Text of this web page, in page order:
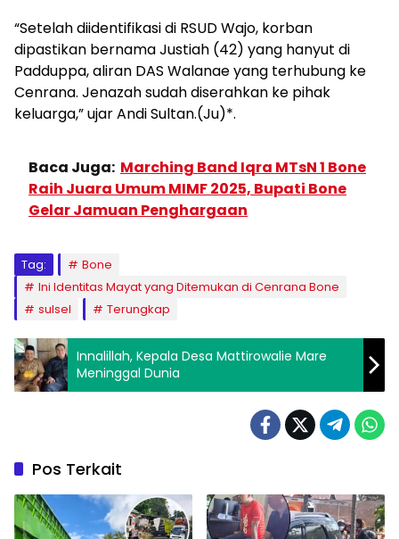
“Setelah diidentifikasi di RSUD Wajo, korban
dipastikan bernama Justiah (42) yang hanyut di
Padduppa, aliran DAS Walanae yang terhubung ke
Cenrana. Jenazah sudah diserahkan ke pihak
keluarga,” ujar Andi Sultan.(Ju)*.
Baca Juga: Marching Band Iqra MTsN 1 Bone
Raih Juara Umum MIMF 2025, Bupati Bone
Gelar Jamuan Penghargaan
Tag:
Bone
Ini Identitas Mayat yang Ditemukan di Cenrana Bone
sulsel
Terungkap
Innalillah, Kepala Desa Mattirowalie Mare
Meninggal Dunia
Pos Terkait